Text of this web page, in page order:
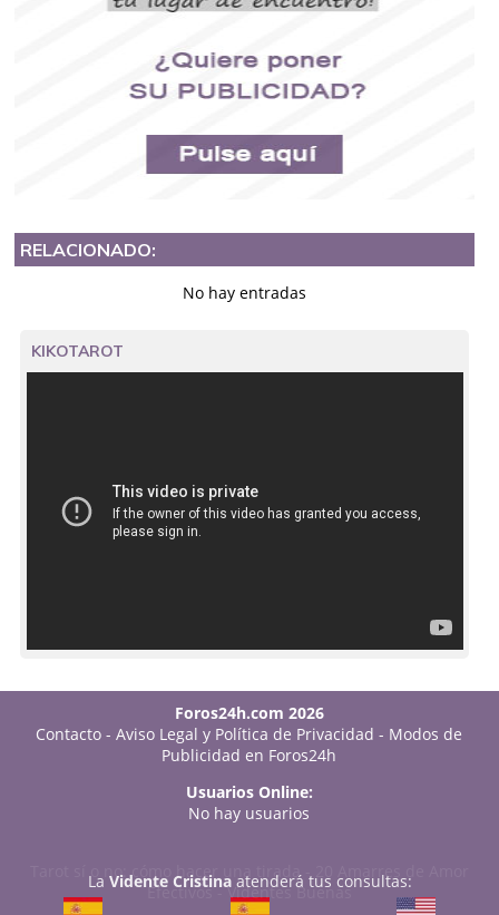
RELACIONADO:
No hay entradas
KIKOTAROT
Foros24h.com 2026
Contacto -Aviso Legal y Política de Privacidad - Modos de
Publicidad en Foros24h
Usuarios Online:
No hay usuarios
Tarot sí o no: cómo hacer una tirada-
20 Amarres de Amor
Efectivos-Videntes Buenas
La Vidente Cristinaatenderá tus consultas: